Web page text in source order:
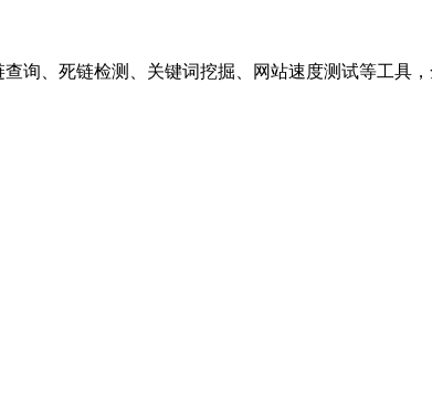
询、死链检测、关键词挖掘、网站速度测试等工具，